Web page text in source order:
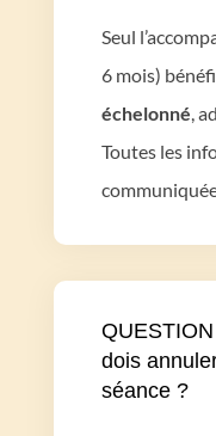
Seul
6 mois)
échelonné,
Toutes les
dois
séance ?